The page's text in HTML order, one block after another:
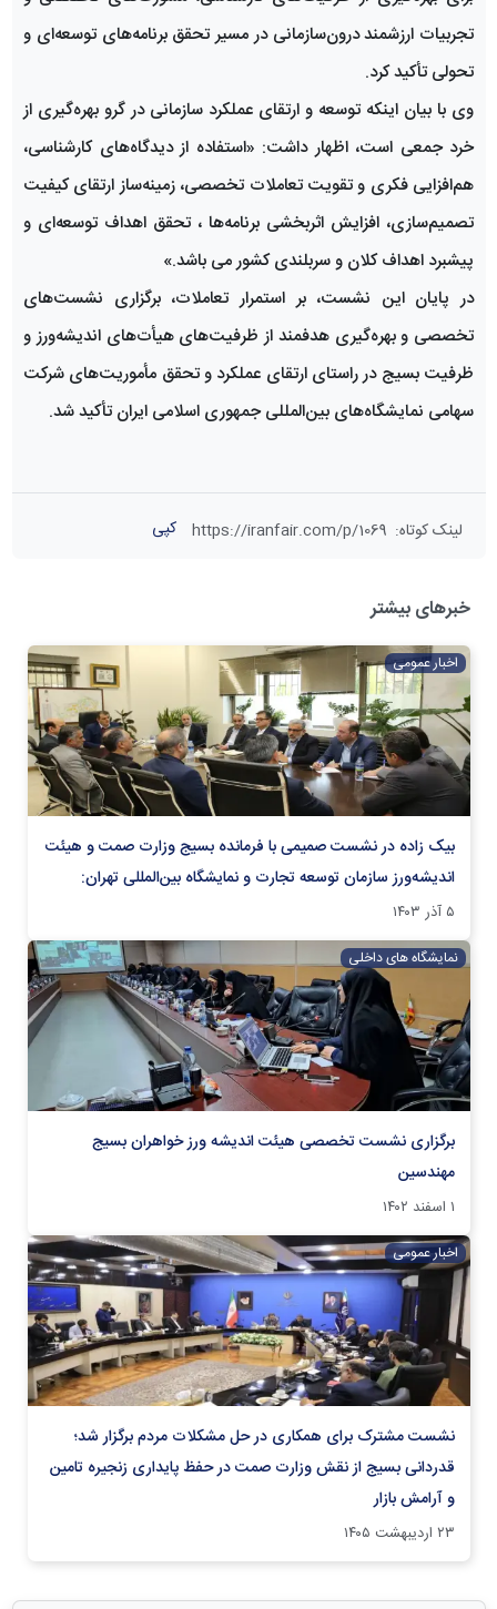
تجربیات ارزشمند درون‌سازمانی در مسیر تحقق برنامه‌های توسعه‌ای و
تحولی تأکید کرد.
وی با بیان اینکه توسعه و ارتقای عملکرد سازمانی در گرو بهره‌گیری از
خرد جمعی است، اظهار داشت: «استفاده از دیدگاه‌های کارشناسی،
هم‌افزایی فکری و تقویت تعاملات تخصصی، زمینه‌ساز ارتقای کیفیت
تصمیم‌سازی، افزایش اثربخشی برنامه‌ها ، تحقق اهداف توسعه‌ای و
پیشبرد اهداف کلان و سربلندی کشور می باشد.»
در پایان این نشست، بر استمرار تعاملات، برگزاری نشست‌های
تخصصی و بهره‌گیری هدفمند از ظرفیت‌های هیأت‌های اندیشه‌ورز و
ظرفیت بسیج در راستای ارتقای عملکرد و تحقق مأموریت‌های شرکت
سهامی نمایشگاه‌های بین‌المللی جمهوری اسلامی ایران تأکید شد.
لینک کوتاه:
https://iranfair.com/p/1069 کپی
خبرهای بیشتر
اخبار عمومی
بیک زاده در نشست صمیمی با فرمانده بسیج وزارت صمت و هیئت
اندیشه‌ورز سازمان توسعه تجارت و نمایشگاه بین‌المللی تهران:
۵ آذر ۱۴۰۳
نمایشگاه های داخلی
برگزاری نشست تخصصی هیئت اندیشه ورز خواهران بسیج
مهندسین
۱ اسفند ۱۴۰۲
اخبار عمومی
نشست مشترک برای همکاری در حل مشکلات مردم برگزار شد؛
قدردانی بسیج از نقش وزارت صمت در حفظ پایداری زنجیره تامین
و آرامش بازار
۲۳ اردیبهشت ۱۴۰۵